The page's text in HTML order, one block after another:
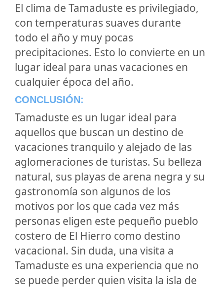
El clima de Tamaduste es privilegiado,
con temperaturas suaves durante
todo el año y muy pocas
precipitaciones. Esto lo convierte en un
lugar ideal para unas vacaciones en
cualquier época del año.
CONCLUSIÓN:
Tamaduste es un lugar ideal para
aquellos que buscan un destino de
vacaciones tranquilo y alejado de las
aglomeraciones de turistas. Su belleza
natural, sus playas de arena negra y su
gastronomía son algunos de los
motivos por los que cada vez más
personas eligen este pequeño pueblo
costero de El Hierro como destino
vacacional. Sin duda, una visita a
Tamaduste es una experiencia que no
se puede perder quien visita la isla de